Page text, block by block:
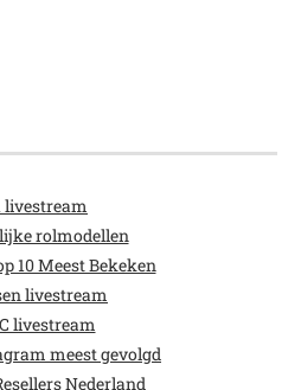
livestream
rolmodellen
10 Meest Bekeken
livestream
livestream
meest gevolgd
Nederland